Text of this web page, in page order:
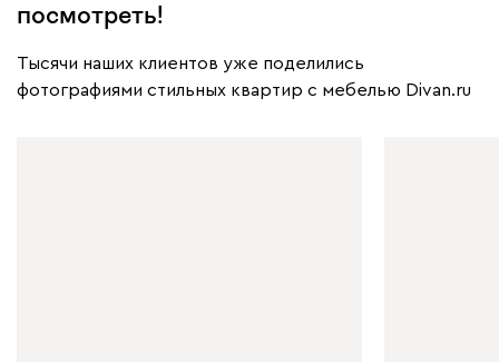
посмотреть!
Тысячи наших клиентов уже поделились
фотографиями стильных квартир с мебелью Divan.ru